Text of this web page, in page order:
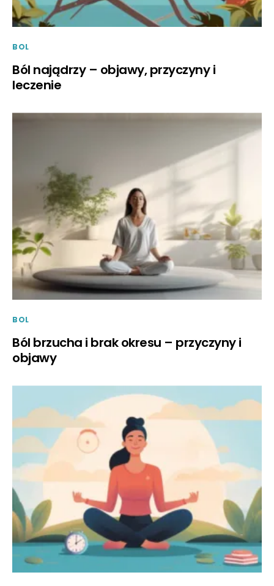
BOL
Ból najądrzy – objawy, przyczyny i
leczenie
BOL
Ból brzucha i brak okresu – przyczyny i
objawy